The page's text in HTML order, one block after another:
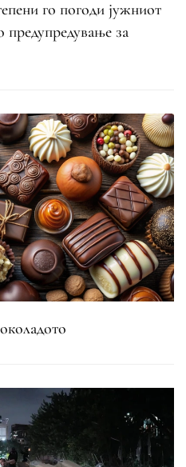
го погоди јужниот
предупредување за